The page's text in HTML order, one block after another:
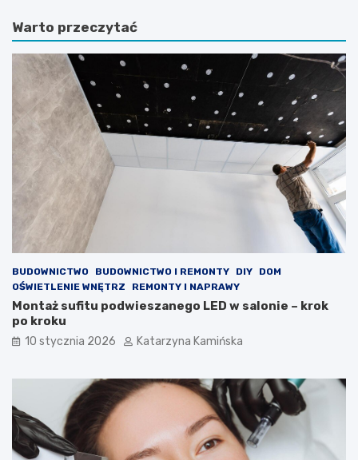
n
y
d
c
z
k
e
,
ó
r
e
p
p
r
w
a
j
ą
j
e
t
a
e
p
o
c
w
l
c
e
z
y
s
k
m
c
h
o
Warto przeczytać
BUDOWNICTWO BUDOWNICTWO I REMONTY DIY
DOM
OŚWIETLENIE WNĘTRZ
REMONTY I NAPRAWY
Montaż sufitu podwieszanego LED w salonie – krok
po kroku
10 stycznia 2026 Katarzyna Kamińska